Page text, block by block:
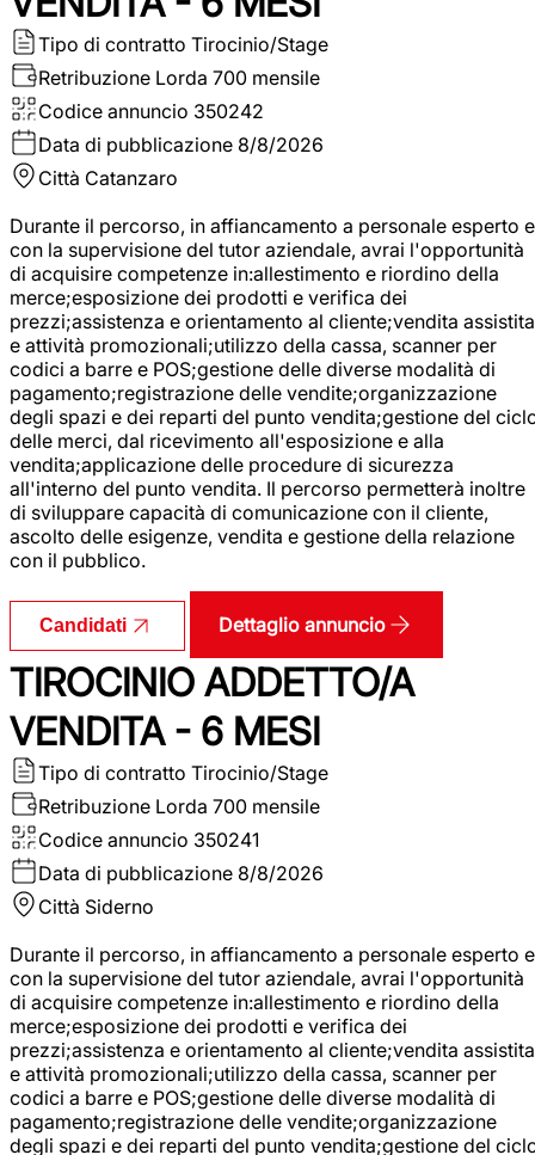
Tipo di contratto Tirocinio/Stage
Retribuzione Lorda 700 mensile
Codice annuncio 350242
Data di pubblicazione 8/8/2026
Città Catanzaro
Durante il percorso, in affiancamento a personale esperto e
con la supervisione del tutor aziendale, avrai l'opportunità
di acquisire competenze in:allestimento e riordino della
merce;esposizione dei prodotti e verifica dei
prezzi;assistenza e orientamento al cliente;vendita assistita
e attività promozionali;utilizzo della cassa, scanner per
codici a barre e POS;gestione delle diverse modalità di
pagamento;registrazione delle vendite;organizzazione
degli spazi e dei reparti del punto vendita;gestione del
delle merci, dal ricevimento all'esposizione e alla
vendita;applicazione delle procedure di sicurezza
all'interno del punto vendita. Il percorso permetterà inoltre
di sviluppare capacità di comunicazione con il cliente,
ascolto delle esigenze, vendita e gestione della relazione
con il pubblico.
Candidati Dettaglio annuncio
TIROCINIO ADDETTO/A
VENDITA - 6 MESI
Tipo di contratto Tirocinio/Stage
Retribuzione Lorda 700 mensile
Codice annuncio 350241
Data di pubblicazione 8/8/2026
Città Siderno
Durante il percorso, in affiancamento a personale esperto e
con la supervisione del tutor aziendale, avrai l'opportunità
di acquisire competenze in:allestimento e riordino della
merce;esposizione dei prodotti e verifica dei
prezzi;assistenza e orientamento al cliente;vendita assistita
e attività promozionali;utilizzo della cassa, scanner per
codici a barre e POS;gestione delle diverse modalità di
pagamento;registrazione delle vendite;organizzazione
degli spazi e dei reparti del punto vendita;gestione del